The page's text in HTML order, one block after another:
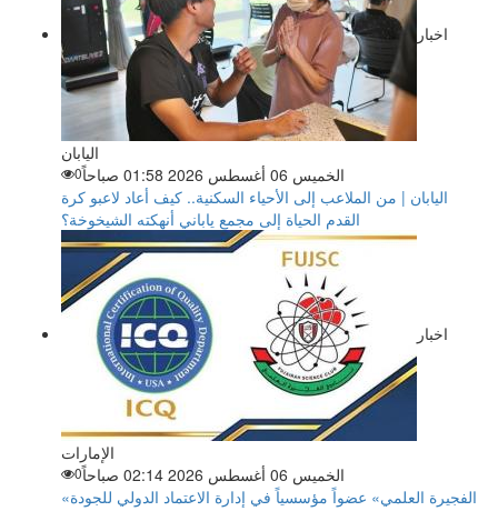
اخبار
اليابان
الخميس 06 أغسطس 2026 01:58 صباحاً
0
اليابان | من الملاعب إلى الأحياء السكنية.. كيف أعاد لاعبو كرة
القدم الحياة إلى مجمع ياباني أنهكته الشيخوخة؟
اخبار
الإمارات
الخميس 06 أغسطس 2026 02:14 صباحاً
0
«الفجيرة العلمي» عضواً مؤسسياً في إدارة الاعتماد الدولي للجودة